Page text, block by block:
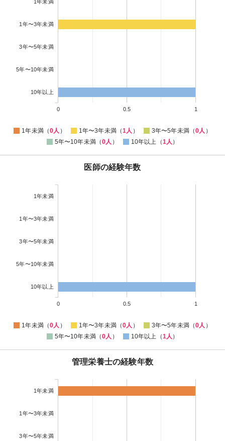
1年未満
1年〜3年未満
3年〜5年未満
5年〜10年未満
10年以上
0 0.5 1
1年未満（0人 ） 1年〜3年未満（1人 ） 3年〜5年未満（0人 ）
5年〜10年未満（0人 ） 10年以上（1人 ）
医師の経験年数
1年未満
1年〜3年未満
3年〜5年未満
5年〜10年未満
10年以上
0 0.5 1
1年未満（0人 ） 1年〜3年未満（0人 ） 3年〜5年未満（0人 ）
5年〜10年未満（0人 ） 10年以上（1人 ）
管理栄養士の経験年数
1年未満
1年〜3年未満
3年〜5年未満